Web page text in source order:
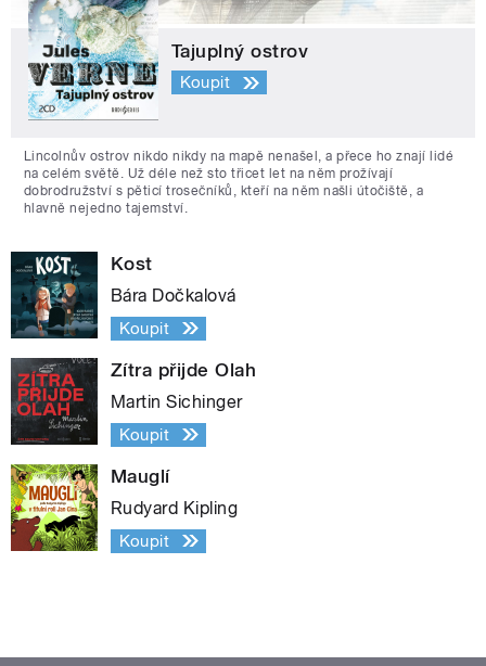
Tajuplný ostrov
Koupit
Lincolnův ostrov nikdo nikdy na mapě nenašel, a přece ho znají lidé
na celém světě. Už déle než sto třicet let na něm prožívají
dobrodružství s pěticí trosečníků, kteří na něm našli útočiště, a
hlavně nejedno tajemství.
Kost
Bára Dočkalová
Koupit
Zítra přijde Olah
Martin Sichinger
Koupit
Mauglí
Rudyard Kipling
Koupit